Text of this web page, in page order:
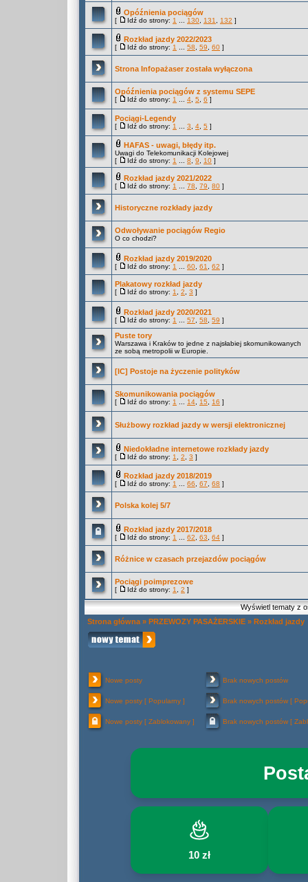
Opóźnienia pociągów
[ Idź do strony: 1 130 131 132 ]
Rozkład jazdy 2022/2023
[ Idź do strony: 1 58 59 60 ]
Strona Infopażaser została wyłączona
Opóźnienia pociągów z systemu SEPE
[ Idź do strony: 1 4 5 6 ]
Pociągi-Legendy
[ Idź do strony: 1 3 4 5 ]
HAFAS - uwagi, błędy itp.
Uwagi do Telekomunikacji Kolejowej
[
Idź do strony: 1 8 9 10 ]
Rozkład jazdy 2021/2022
[ Idź do strony: 1 78 79 80 ]
Historyczne rozkłady jazdy
Odwoływanie pociągów Regio
O co chodzi?
Rozkład jazdy 2019/2020
[ Idź do strony: 1 60 61 62 ]
Plakatowy rozkład jazdy
[ Idź do strony: 1 2 3 ]
Rozkład jazdy 2020/2021
[ Idź do strony: 1 57 58 59 ]
Puste tory
Warszawa i Kraków to jedne z najsłabiej skomunikowanych
ze sobą metropolii w Europie.
[IC] Postoje na życzenie polityków
Skomunikowania pociągów
[ Idź do strony: 1 14 15 16 ]
Służbowy rozkład jazdy w wersji elektronicznej
Niedokładne internetowe rozkłady jazdy
[ Idź do strony: 1 2 3 ]
Rozkład jazdy 2018/2019
[ Idź do strony: 1 66 67 68 ]
Polska kolej 5/7
Rozkład jazdy 2017/2018
[ Idź do strony: 1 62 63 64 ]
Różnice w czasach przejazdów pociągów
Pociągi poimprezowe
[ Idź do strony: 1 2 ]
Wyświetl tematy z
Strona główna » PRZEWOZY PASAŻERSKIE » Rozkład jazdy
Nowe posty Brak nowych postów
Nowe posty [ Popularny ] Brak nowych postów [
Nowe posty [ Zablokowany ] Brak nowych postów [
10 zł